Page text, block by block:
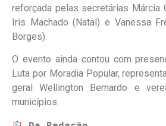
reforçada pelas secretárias Márcia
Iris Machado (Natal) e Vanessa
Borges).
​O evento ainda contou com
Luta por Moradia Popular,
geral Wellington Bernardo e
municípios.